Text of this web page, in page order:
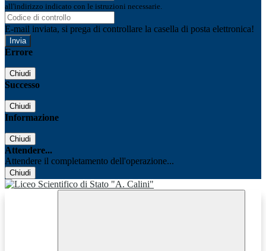
all'indirizzo indicato con le istruzioni necessarie.
E-mail inviata, si prega di controllare la casella di posta elettronica!
Errore
Chiudi
Successo
Chiudi
Informazione
Chiudi
Attendere...
Attendere il completamento dell'operazione...
Chiudi